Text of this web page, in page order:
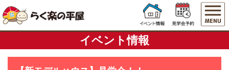
イベント情報